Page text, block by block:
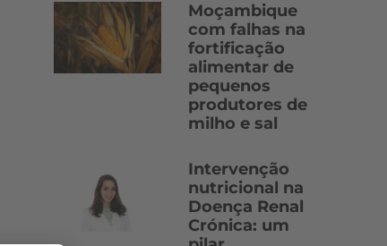
Moçambique
com falhas na
fortificação
alimentar de
pequenos
produtores de
milho e sal
Intervenção
nutricional na
Doença Renal
Crónica: um